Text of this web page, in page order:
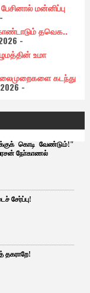
மன்னிப்பு
-
தவெக..
-
உமா
கடந்து
-
கொடி வேண்டும்!"
நோ்காணல்
சேர்ப்பு!